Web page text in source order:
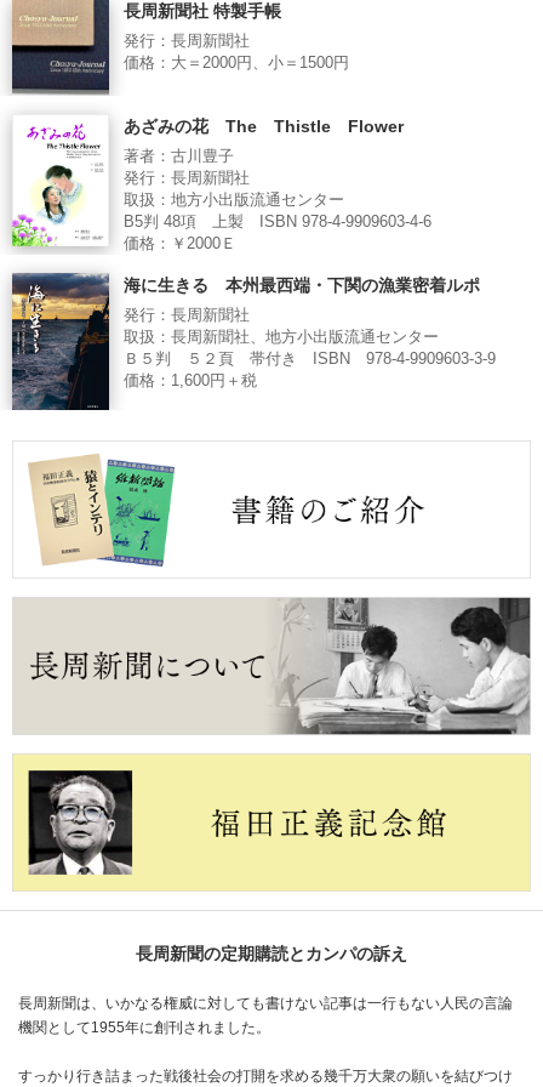
長周新聞社 特製手帳
発行：長周新聞社
価格：大＝2000円、小＝1500円
あざみの花 The Thistle Flower
著者：古川豊子
発行：長周新聞社
取扱：地方小出版流通センター
B5判 48項 上製 ISBN 978-4-9909603-4-6
価格：￥2000Ｅ
海に生きる 本州最西端・下関の漁業密着ルポ
発行：長周新聞社
取扱：長周新聞社、地方小出版流通センター
Ｂ５判 ５２頁 帯付き ISBN 978-4-9909603-3-9
価格：1,600円＋税
長周新聞の定期購読とカンパの訴え
長周新聞は、いかなる権威に対しても書けない記事は一行もない人民の言論
機関として1955年に創刊されました。
すっかり行き詰まった戦後社会の打開を求める幾千万大衆の願いを結びつけ